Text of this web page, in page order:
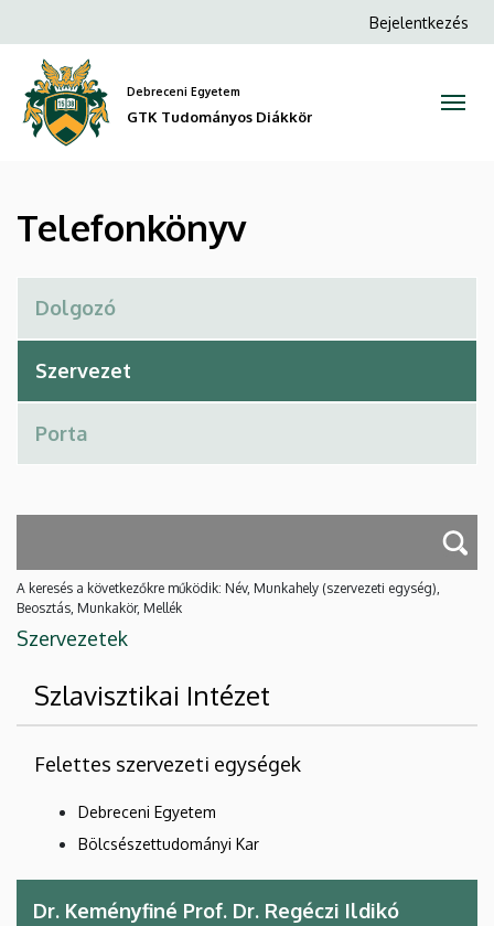
GTK
Tudományos
Diákkör
a
tartalomra
Anonim
Bejelentkezés
Debreceni Egyetem
GTK Tudományos Diákkör
Telefonkönyv
A keresés a következőkre működik: Név, Munkahely (szervezeti egység),
Beosztás, Munkakör, Mellék
Szervezetek
Szlavisztikai Intézet
Felettes szervezeti egységek
Debreceni Egyetem
Bölcsészettudományi Kar
Dr. Keményfiné Prof. Dr. Regéczi Ildikó